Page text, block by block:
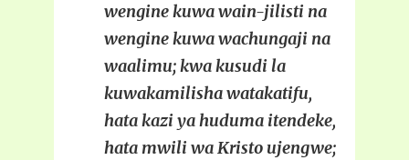
wengine kuwa wain-jilisti na
wengine kuwa wachungaji na
waalimu; kwa kusudi la
kuwakamilisha watakatifu,
hata kazi ya huduma itendeke,
hata mwili wa Kristo ujengwe;